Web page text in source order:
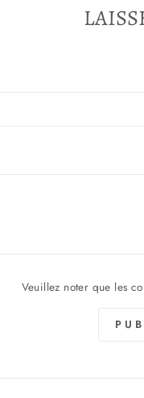
Veuillez noter que les